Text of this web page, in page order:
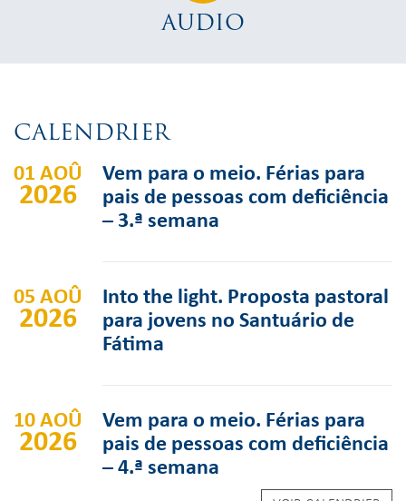
AUDIO
CALENDRIER
01 AOÛ
2026
Vem para o meio. Férias para
pais de pessoas com deficiência
– 3.ª semana
05 AOÛ
2026
Into the light. Proposta pastoral
para jovens no Santuário de
Fátima
10 AOÛ
2026
Vem para o meio. Férias para
pais de pessoas com deficiência
– 4.ª semana